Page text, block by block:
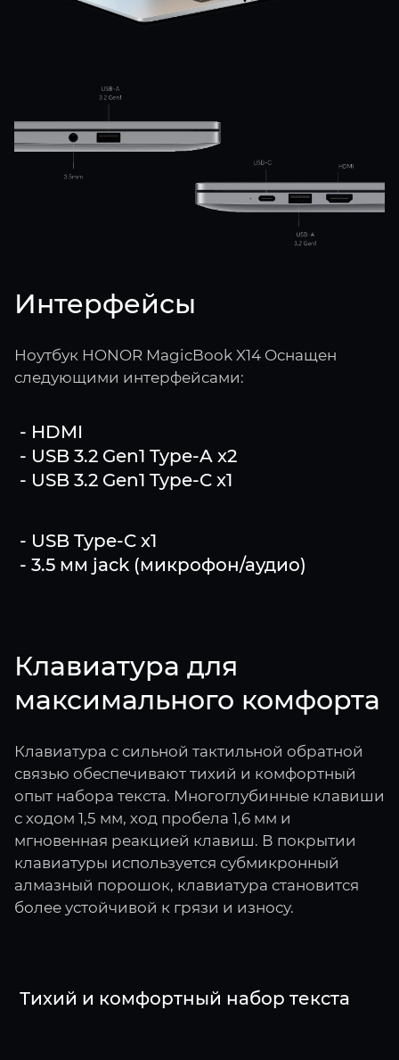
Интерфейсы
Ноутбук HONOR MagicBook X14 Оснащен
следующими интерфейсами:
- HDMI
- USB 3.2 Gen1 Type-A x2
- USB 3.2 Gen1 Type-C x1
- USB Type-C x1
- 3.5 мм jack (микрофон/аудио)
Клавиатура для
максимального комфорта
Клавиатура с сильной тактильной обратной
связью обеспечивают тихий и комфортный
опыт набора текста. Многоглубинные клавиши
с ходом 1,5 мм, ход пробела 1,6 мм и
мгновенная реакцией клавиш. В покрытии
клавиатуры используется субмикронный
алмазный порошок, клавиатура становится
более устойчивой к грязи и износу.
Тихий и комфортный набор текста